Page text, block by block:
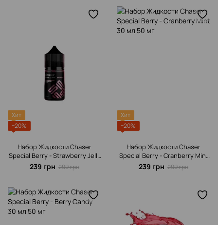
Хит
−20%
Набор Жидкости Chaser
Special Berrу - Strawberry Jelly
30 мл 50 мг
239 грн 299 грн
Хит
−20%
Набор Жидкости Chaser
Special Berrу - Cranberry Mint
30 мл 50 мг
239 грн 299 грн